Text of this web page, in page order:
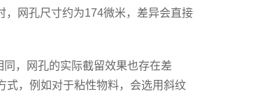
，网孔尺寸约为174微米，差异会直接
，网孔的实际截留效果也存在差
式，例如对于粘性物料，会选用斜纹